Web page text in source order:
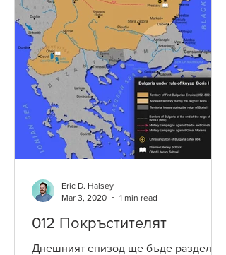
012 Покръстителят
Днешният епизод ще бъде разделен
Eric D. Halsey
Mar 3, 2020
1 min read